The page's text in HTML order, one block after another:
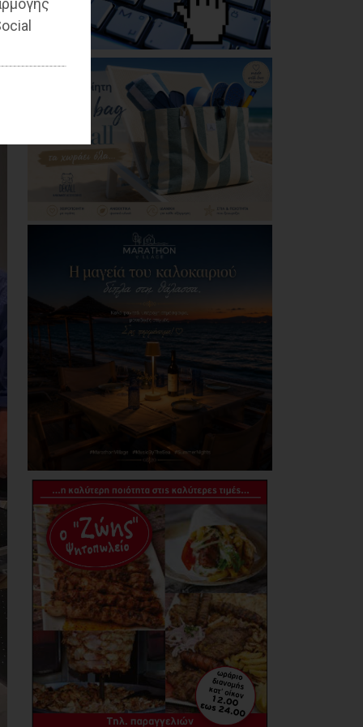
της Εθνικής
Βιβλιοθήκης
08/08/2026
Μπουρνούς: «Σχέδια
Πόλης: Οι ευθύνες της
διοίκησης Τσεβά στον
καθορισμό των τιμών
μονάδας και οι
επιπτώσεις στην
εισφορά σε χρήμα
των πολιτών»
Βασιλόπουλος:
«Λυπηρό και
Δημοτικό Συμβούλιο
λόγω σκόπιμης
αμέλειας ή
ανικανότητας της
Δημοτικής Αρχής»
07/08/2026
Καρράς για Διοίκηση
Αηδόνη: Παραμύθια
και χάντρες προς
Ιθαγενείς... (photos)
07/08/2026
καλύτερή μου να
κατέβει για δήμαρχος
(video)
07/08/2026
Κέντρο Υγείας Νέας
Μάκρης: Το
φυσικοθεραπευτήριο
πρόκειται να
επαναλειτουργήσει
στο άμεσο μέλλον
07/08/2026
Μάτι σε πολεοδομική
ομηρία: Οι περιουσίες
πάγωσαν – Οι
κάτοικοι
οργανώνονται
07/08/2026